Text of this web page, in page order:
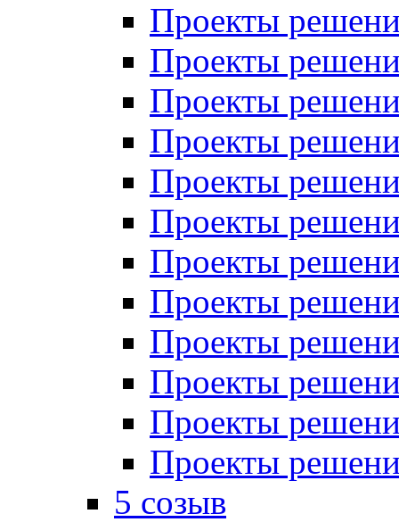
Проекты
Проекты
Проекты
Проекты
Проекты
Проекты
Проекты
Проекты
Проекты
Проекты
Проекты
Проекты
5 созыв